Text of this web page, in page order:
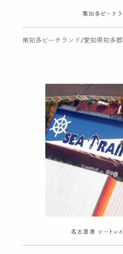
南知多ビーチランド/愛知県知多郡